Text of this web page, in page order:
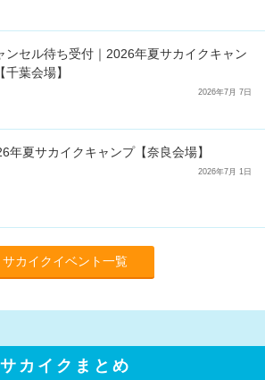
ンセル待ち受付｜2026年夏サカイクキャン
千葉会場】
2026年7月 7日
年夏サカイクキャンプ【奈良会場】
2026年7月 1日
サカイクイベント一覧
サカイクまとめ